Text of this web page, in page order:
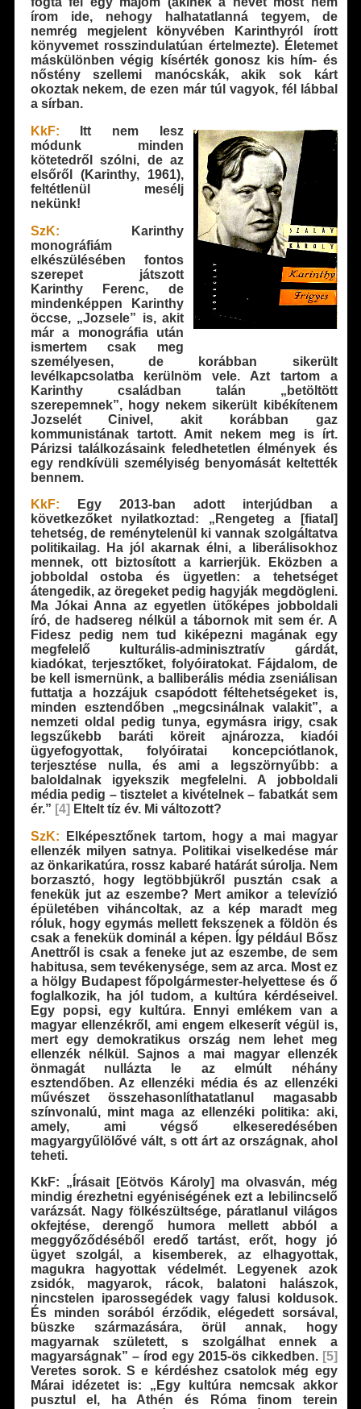
írom ide, nehogy halhatatlanná tegyem, de
nemrég megjelent könyvében Karinthyról írott
könyvemet rosszindulatúan értelmezte). Életemet
máskülönben végig kísérték gonosz kis hím- és
nőstény szellemi manócskák, akik sok kárt
okoztak nekem, de ezen már túl vagyok, fél lábbal
a sírban.
KkF: Itt nem lesz
módunk minden
kötetedről szólni, de az
elsőről (Karinthy, 1961),
feltétlenül mesélj
nekünk!
SzK: Karinthy
monográfiám
elkészülésében fontos
szerepet játszott
Karinthy Ferenc, de
mindenképpen Karinthy
öccse, „Jozsele” is, akit
már a monográfia után
ismertem csak meg
személyesen, de korábban sikerült
levélkapcsolatba kerülnöm vele. Azt tartom a
Karinthy családban talán „betöltött
szerepemnek”, hogy nekem sikerült kibékítenem
Jozselét Cinivel, akit korábban gaz
kommunistának tartott. Amit nekem meg is írt.
Párizsi találkozásaink feledhetetlen élmények és
egy rendkívüli személyiség benyomását keltették
bennem.
KkF: Egy 2013-ban adott interjúdban a
következőket nyilatkoztad: „Rengeteg a [fiatal]
tehetség, de reménytelenül ki vannak szolgáltatva
politikailag. Ha jól akarnak élni, a liberálisokhoz
mennek, ott biztosított a karrierjük. Eközben a
jobboldal ostoba és ügyetlen: a tehetséget
átengedik, az öregeket pedig hagyják megdögleni.
Ma Jókai Anna az egyetlen ütőképes jobboldali
író, de hadsereg nélkül a tábornok mit sem ér. A
Fidesz pedig nem tud kiképezni magának egy
megfelelő kulturális-adminisztratív gárdát,
kiadókat, terjesztőket, folyóiratokat. Fájdalom, de
be kell ismernünk, a balliberális média zseniálisan
futtatja a hozzájuk csapódott féltehetségeket is,
minden esztendőben „megcsinálnak valakit”, a
nemzeti oldal pedig tunya, egymásra irigy, csak
legszűkebb baráti köreit ajnározza, kiadói
ügyefogyottak, folyóiratai koncepciótlanok,
terjesztése nulla, és ami a legszörnyűbb: a
baloldalnak igyekszik megfelelni. A jobboldali
média pedig – tisztelet a kivételnek – fabatkát sem
ér.” [4] Eltelt tíz év. Mi változott?
SzK: Elképesztőnek tartom, hogy a mai magyar
ellenzék milyen satnya. Politikai viselkedése már
az önkarikatúra, rossz kabaré határát súrolja. Nem
borzasztó, hogy legtöbbjükről pusztán csak a
fenekük jut az eszembe? Mert amikor a televízió
épületében viháncoltak, az a kép maradt meg
róluk, hogy egymás mellett fekszenek a földön és
csak a fenekük dominál a képen. Így például Bősz
Anettről is csak a feneke jut az eszembe, de sem
habitusa, sem tevékenysége, sem az arca. Most ez
a hölgy Budapest főpolgármester-helyettese és ő
foglalkozik, ha jól tudom, a kultúra kérdéseivel.
Egy popsi, egy kultúra. Ennyi emlékem van a
magyar ellenzékről, ami engem elkeserít végül is,
mert egy demokratikus ország nem lehet meg
ellenzék nélkül. Sajnos a mai magyar ellenzék
önmagát nullázta le az elmúlt néhány
esztendőben. Az ellenzéki média és az ellenzéki
művészet összehasonlíthatatlanul magasabb
színvonalú, mint maga az ellenzéki politika: aki,
amely, ami végső elkeseredésében
magyargyűlölővé vált, s ott árt az országnak, ahol
teheti.
KkF: „Írásait [Eötvös Károly] ma olvasván, még
mindig érezhetni egyéniségének ezt a lebilincselő
varázsát. Nagy fölkészültsége, páratlanul világos
okfejtése, derengő humora mellett abból a
meggyőződéséből eredő tartást, erőt, hogy jó
ügyet szolgál, a kisemberek, az elhagyottak,
magukra hagyottak védelmét. Legyenek azok
zsidók, magyarok, rácok, balatoni halászok,
nincstelen iparossegédek vagy falusi koldusok.
És minden sorából érződik, elégedett sorsával,
büszke származására, örül annak, hogy
magyarnak született, s szolgálhat ennek a
magyarságnak” – írod egy 2015-ös cikkedben. [5]
Veretes sorok. S e kérdéshez csatolok még egy
Márai idézetet is: „Egy kultúra nemcsak akkor
pusztul el, ha Athén és Róma finom terein